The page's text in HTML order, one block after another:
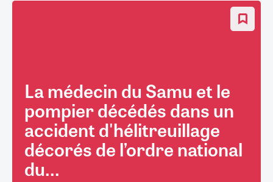
La médecin du Samu et le
pompier décédés dans un
accident d'hélitreuillage
décorés de l’ordre national
du...